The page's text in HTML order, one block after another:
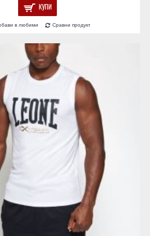
КУПИ
в любими Сравни продукт